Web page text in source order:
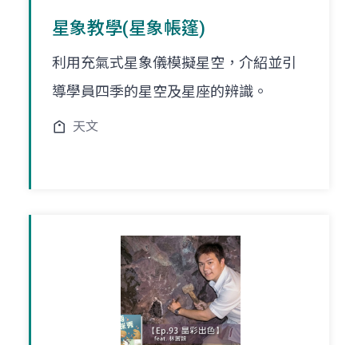
星象教學(星象帳篷)
利用充氣式星象儀模擬星空，介紹並引
導學員四季的星空及星座的辨識。
天文